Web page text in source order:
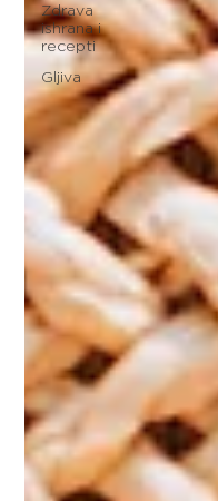
Zdrava
ishrana i
recepti
Gljiva